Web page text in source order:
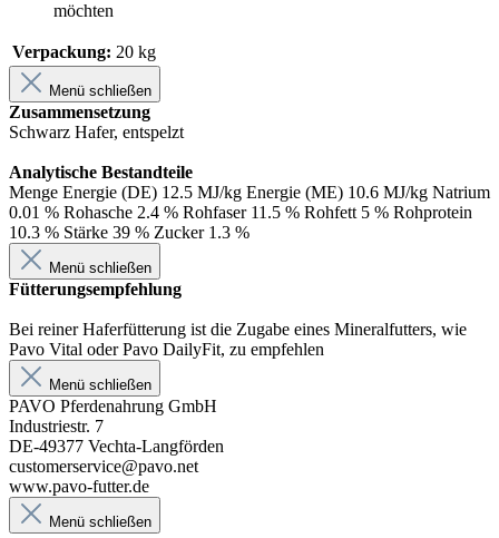
möchten
Verpackung: 20 kg
Menü schließen
Zusammensetzung
Schwarz Hafer, entspelzt
Analytische Bestandteile
Menge Energie (DE) 12.5 MJ/kg Energie (ME) 10.6 MJ/kg Natrium
0.01 % Rohasche 2.4 % Rohfaser 11.5 % Rohfett 5 % Rohprotein
10.3 % Stärke 39 % Zucker 1.3 %
Menü schließen
Fütterungsempfehlung
Bei reiner Haferfütterung ist die Zugabe eines Mineralfutters, wie
Pavo Vital oder Pavo DailyFit, zu empfehlen
Menü schließen
PAVO Pferdenahrung GmbH
Industriestr. 7
DE-49377 Vechta-Langförden
customerservice@pavo.net
www.pavo-futter.de
Menü schließen